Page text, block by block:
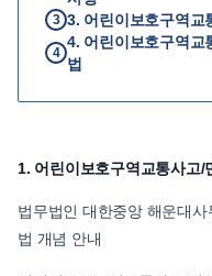
3 3. 어린이보호구역교
4
4. 어린이보호구역교
법
1. 어린이보호구역교통사고/
법무법인 대한중앙 해운대
법 개념 안내